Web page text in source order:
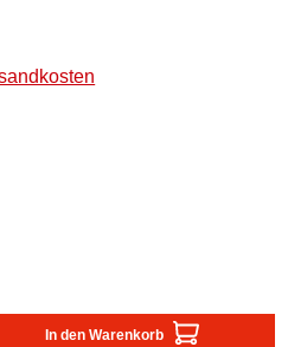
den gewünschten
In den Warenkorb